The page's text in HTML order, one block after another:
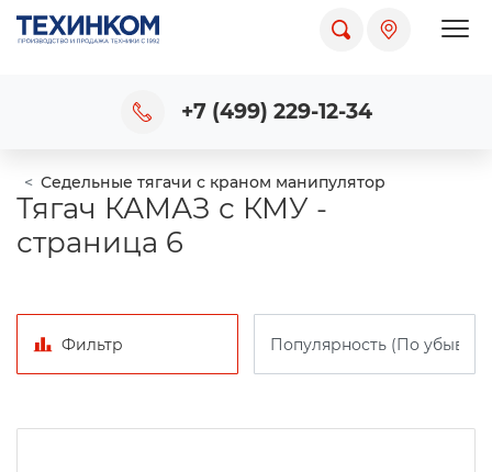
+7 (499) 229-12-34
Седельные тягачи с краном манипулятор
Тягач КАМАЗ с КМУ -
страница 6
Фильтр